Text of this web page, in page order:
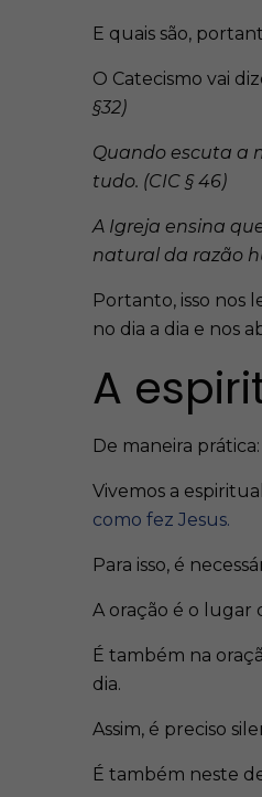
E quais são,
O Catecismo vai
§32)
Quando escuta a
tudo. (CIC § 46)
A Igreja ensina
natural da razão
Portanto, isso nos
no dia a dia e nos
A
De maneira
Vivemos a
como fez Jesus.
Para isso, é
A oração é o lugar
É também na
dia.
Assim, é preciso
É também neste